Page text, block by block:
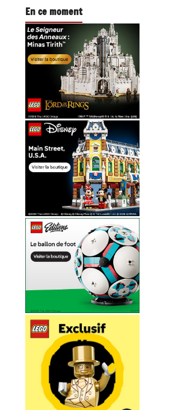
En ce moment